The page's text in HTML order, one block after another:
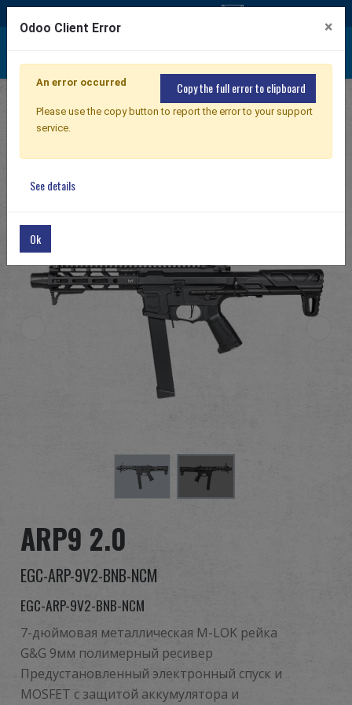
Новый продукт
Airsoft винтовка
Части и аксессуары
Серия BB
Соревнования & Событие
Поддержка
Войти
繁體中文 English (US)
Главная Products
AIRSOFT RIFLE
Electric Airsoft Rifle
ARP9 2.0
EGC-ARP-9V2-BNB-NCM
EGC-ARP-9V2-BNB-NCM
7-дюймовая металлическая M-LOK рейка
G&G 9мм полимерный ресивер
Предустановленный электронный спуск и
MOSFET с защитой аккумулятора и
Odoo Client Error ×
Copy the full error to clipboard
An error occurred
Please use the copy button to report the error to your support
service.
See details
Ok